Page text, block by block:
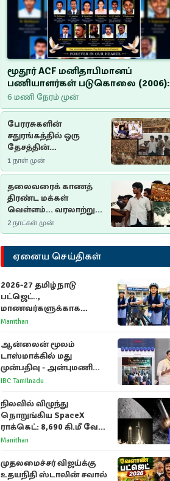
மூதூர் ACF மனிதாபிமானப்
பணியாளர்கள் படுகொலை (2006):
20 ஆண்டுகளாகியும் நீதி
மறுக்கப்பட்ட மனிதாபிமானப்
பேரவலம்
6 மணி நேரம் முன்
பேரரசுகளின்
சதுரங்கத்தில் ஒரு
தேசத்தின்
தீர்க்கதரிசனம் :
சுதுமலை பிரகடனம்
ஒரு வரலாற்றுப் பாடம்
1 நாள் முன்
தலைவரைக் காணத்
திரண்ட மக்கள்
வெள்ளம்... வரலாற்றுச்
சிறப்புமிக்க சுதுமலைப்
பிரகடனம்…
2 நாட்கள் முன்
ஏனைய செய்திகள்
2026-27 தமிழ்நாடு
பட்ஜெட்..,
மாணவர்களுக்காக
வெளியான முக்கிய
Manithan
ஆன்லைன் மூலம்
டாஸ்மாக்கில் மது
முன்பதிவு - அன்புமணி
ராமதாஸ் எதிர்ப்பு
IBC Tamilnadu
நிலவில் விழுந்து
நொறுங்கிய SpaceX
ராக்கெட்: 8,690 கி.மீ வேக
மோதலால் உருவான புதிய
Manithan
முதலமைச்சர் விஜய்க்கு
உதயநிதி ஸ்டாலின் சவால்